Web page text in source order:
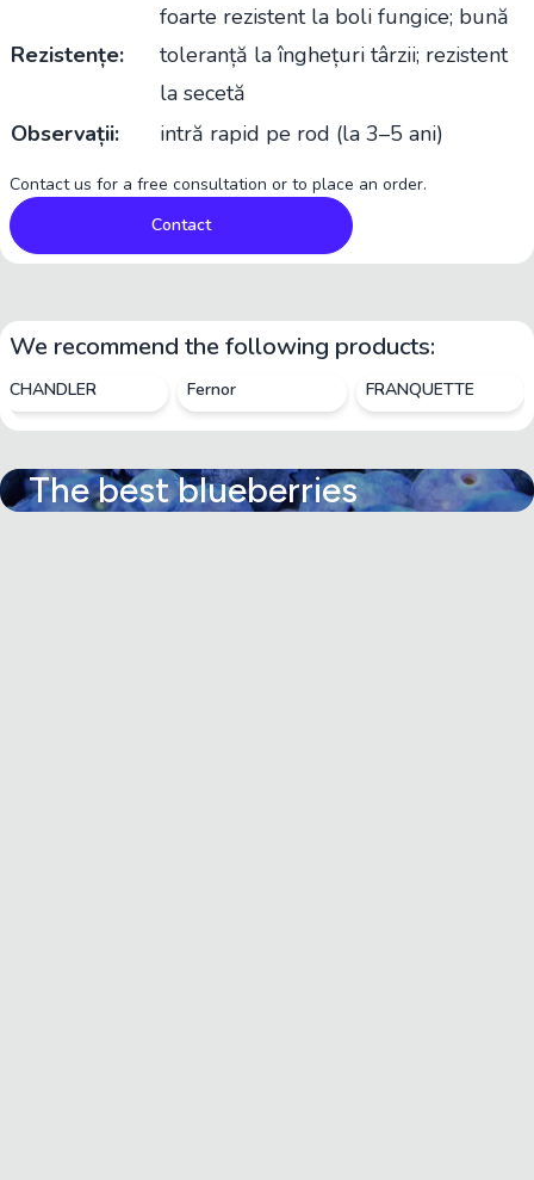
Rezistențe:
foarte rezistent la boli fungice; bună
toleranță la înghețuri târzii; rezistent
la secetă
Observații:
intră rapid pe rod (la 3–5 ani)
Contact us for a free consultation or to place an order.
Contact
We recommend the following products:
CHANDLER Fernor FRANQUETTE
The best blueberries